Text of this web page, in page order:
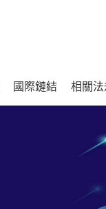
國際鏈結 相關法